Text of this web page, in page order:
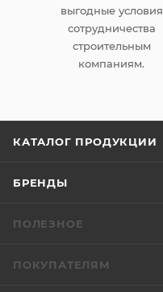
выгодные условия
сотрудничества
строительным
компаниям.
КАТАЛОГ ПРОДУКЦИИ
БРЕНДЫ
ПОЛЕЗНОЕ
ПОКУПАТЕЛЯМ